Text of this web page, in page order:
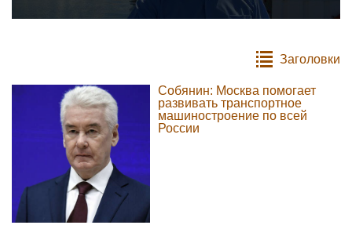
Заголовки
Собянин: Москва помогает
развивать транспортное
машиностроение по всей
России